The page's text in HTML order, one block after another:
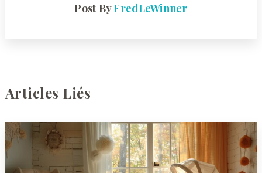
Post ByFredLeWinner
Articles Liés